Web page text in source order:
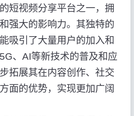
短视频分享平台之一，拥
强大的影响力。其独特的
吸引了大量用户的加入和
、AI等新技术的普及和应
拓展其在内容创作、社交
面的优势，实现更加广阔